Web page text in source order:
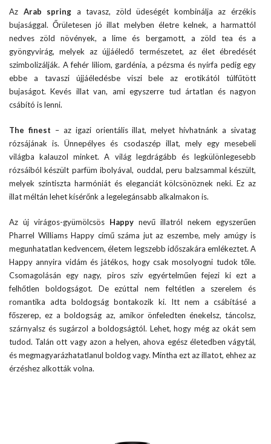
Az Arab spring a tavasz, zöld üdeségét kombinálja az érzékis
bujasággal. Őrületesen jó illat melyben életre kelnek, a harmattól
nedves zöld növények, a lime és bergamott, a zöld tea és a
gyöngyvirág, melyek az újjáéledő természetet, az élet ébredését
szimbolizálják. A fehér liliom, gardénia, a pézsma és nyírfa pedig egy
ebbe a tavaszi újjáéledésbe viszi bele az erotikától túlfűtött
bujaságot. Kevés illat van, ami egyszerre tud ártatlan és nagyon
csábító is lenni.
The finest – az igazi orientális illat, melyet hívhatnánk a sivatag
rózsájának is. Ünnepélyes és csodaszép illat, mely egy mesebeli
világba kalauzol minket. A világ legdrágább és legkülönlegesebb
rózsáiból készült parfüm ibolyával, ouddal, peru balzsammal készült,
melyek színtiszta harmóniát és eleganciát kölcsönöznek neki. Ez az
illat méltán lehet kísérőnk a legelegánsabb alkalmakon is.
Az új virágos-gyümölcsös Happy nevű illatról nekem egyszerűen
Pharrel Williams Happy című száma jut az eszembe, mely amúgy is
megunhatatlan kedvencem, életem legszebb időszakára emlékeztet. A
Happy annyira vidám és játékos, hogy csak mosolyogni tudok tőle.
Csomagolásán egy nagy, piros szív egyértelműen fejezi ki ezt a
felhőtlen boldogságot. De ezúttal nem feltétlen a szerelem és
romantika adta boldogság bontakozik ki. Itt nem a csábításé a
főszerep, ez a boldogság az, amikor önfeledten énekelsz, táncolsz,
szárnyalsz és sugárzol a boldogságtól. Lehet, hogy még az okát sem
tudod. Talán ott vagy azon a helyen, ahova egész életedben vágytál,
és megmagyarázhatatlanul boldog vagy. Mintha ezt az illatot, ehhez az
érzéshez alkották volna.